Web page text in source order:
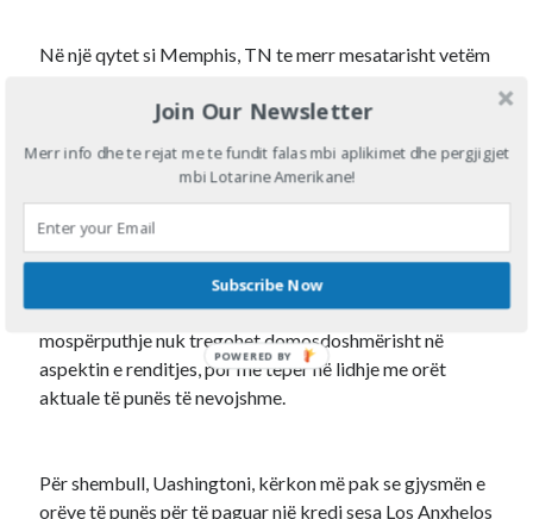
Në një qytet si Memphis, TN te merr mesatarisht vetëm
vetëm rreth 10% e të ardhurave mujore të familjes.
Është interesante, megjithëse shpërndarjet bregdetare
kanë çmime të larta në krahasim me qytetet në mes të
vendit, ato dallojnë shumë kundër njëri-tjetrit. Kjo
mospërputhje nuk tregohet domosdoshmërisht në
aspektin e renditjes, por më tepër në lidhje me orët
aktuale të punës të nevojshme.
Për shembull, Uashingtoni, kërkon më pak se gjysmën e
orëve të punës për të paguar një kredi sesa Los Anxhelos
Join Our Newsletter
Merr info dhe te rejat me te fundit falas mbi aplikimet dhe pergjigjet
mbi Lotarine Amerikane!
Subscribe Now
POWERED BY